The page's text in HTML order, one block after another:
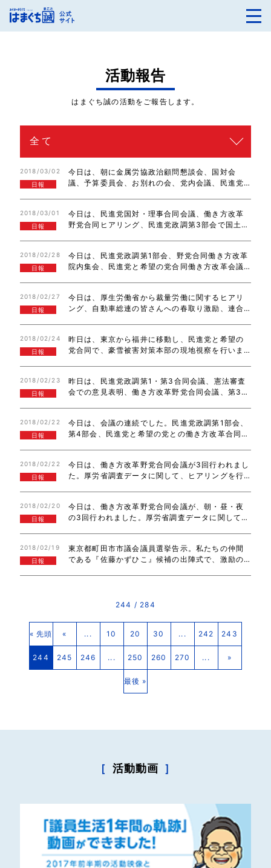
活動報告
はまぐち誠の活動をご報告します。
2018/03/02
日報
今日は、朝に金属労協政治顧問懇談会、国対会
議、予算委員会、お別れの会、党内会議、民進党
になりましたが、高プロについても長時間労働者
を…
2018/03/01
日報
今日は、民進党国対・理事合同会議、働き方改革
野党合同ヒアリング、民進党政調第3部会で国土交
た。明日から、予算の論戦は参議院に移ります…
2018/02/28
日報
今日は、民進党政調第1部会、野党合同働き方改革
院内集会、民進党と希望の党合同働き方改革会議
でいきたいと思います。
2018/02/27
日報
今日は、厚生労働省から裁量労働に関するヒアリ
ング、自動車総連の皆さんへの春取り激励、連合
ました。多くの自動車販売関係者の皆さんと…
2018/02/24
日報
昨日は、東京から福井に移動し、民進党と希望の
党合同で、豪雪被害対策本部の現地視察を行いま
車線拡幅、農業被害対応、除雪費用支援、生活物…
2018/02/23
日報
昨日は、民進党政調第1・第3合同会議、憲法審査
会での意見表明、働き方改革野党合同会議、第3部
外国人労働者の現状と課題に関する講演に…
2018/02/22
日報
今日は、会議の連続でした。民進党政調第1部会、
第4部会、民進党と希望の党との働き方改革合同会
2018/02/22
日報
今日は、働き方改革野党合同会議が3回行われまし
た。厚労省調査データに関して、ヒアリングを行
だきました。ありがとうございました！
2018/02/20
日報
今日は、働き方改革野党合同会議が、朝・昼・夜
の3回行われました。厚労省調査データに関して、
説明して下さいました！ありがとうございまし…
2018/02/19
日報
東京都町田市市議会議員選挙告示。私たちの仲間
である『佐藤かずひこ』候補の出陣式で、激励の
244 / 284
« 先頭 « ... 10 20 30 ... 242 243
244 245 246 ... 250 260 270 ... »
最後 »
［ 活動動画 ］